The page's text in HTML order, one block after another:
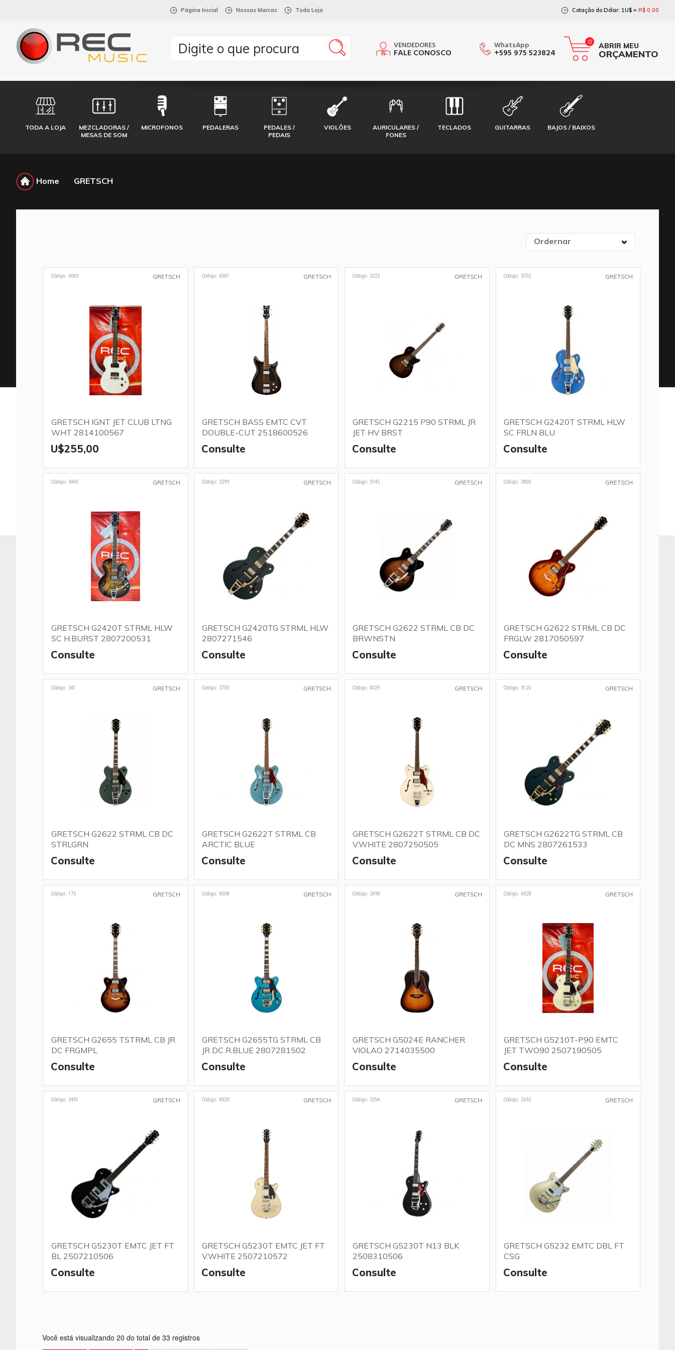
> Página Inicial > Nossas Marcas > Toda Loja > Cotação do Dólar: 1U$ = R$ 0.00
VENDEDORES
FALE CONOSCO
WhatsApp
+595 975 523824
0 ABRIR MEU
ORÇAMENTO
TODA A LOJA
MEZCLADORAS /
MESAS DE SOM
MICROFONOS PEDALERAS
PEDALES /
PEDAIS
VIOLÕES
AURICULARES /
FONES
TECLADOS GUITARRAS BAJOS / BAIXOS
Home GRETSCH
Ordernar
Código: 4083 GRETSCH
GRETSCH IGNT JET CLUB LTNG
WHT 2814100567
U$255,00
Código: 4007 GRETSCH
GRETSCH BASS EMTC CVT
DOUBLE-CUT 2518600526
Consulte
Código: 3223 GRETSCH
GRETSCH G2215 P90 STRML JR
JET HV BRST
Consulte
Código: 3702 GRETSCH
GRETSCH G2420T STRML HLW
SC FRLN BLU
Consulte
Código: 3445 GRETSCH
GRETSCH G2420T STRML HLW
SC H.BURST 2807200531
Consulte
Código: 3299 GRETSCH
GRETSCH G2420TG STRML HLW
2807271546
Consulte
Código: 3145 GRETSCH
GRETSCH G2622 STRML CB DC
BRWNSTN
Consulte
Código: 3800 GRETSCH
GRETSCH G2622 STRML CB DC
FRGLW 2817050597
Consulte
Código: 341 GRETSCH
GRETSCH G2622 STRML CB DC
STRLGRN
Consulte
Código: 3703 GRETSCH
GRETSCH G2622T STRML CB
ARCTIC BLUE
Consulte
Código: 4029 GRETSCH
GRETSCH G2622T STRML CB DC
V.WHITE 2807250505
Consulte
Código: 3120 GRETSCH
GRETSCH G2622TG STRML CB
DC MNS 2807261533
Consulte
Código: 175 GRETSCH
GRETSCH G2655 TSTRML CB JR
DC FRGMPL
Consulte
Código: 4008 GRETSCH
GRETSCH G2655TG STRML CB
JR DC R.BLUE 2807281502
Consulte
Código: 2490 GRETSCH
GRETSCH G5024E RANCHER
VIOLAO 2714035500
Consulte
Código: 4028 GRETSCH
GRETSCH G5210T-P90 EMTC
JET TWO90 2507190505
Consulte
Código: 3401 GRETSCH
GRETSCH G5230T EMTC JET FT
BL 2507210506
Consulte
Código: 4020 GRETSCH
GRETSCH G5230T EMTC JET FT
V.WHITE 2507210572
Consulte
Código: 3254 GRETSCH
GRETSCH G5230T N13 BLK
2508310506
Consulte
Código: 2692 GRETSCH
GRETSCH G5232 EMTC DBL FT
CSG
Consulte
Você está visualizando 20 do total de 33 registros